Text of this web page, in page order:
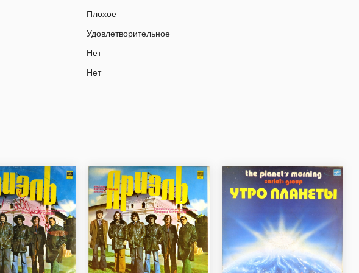
Плохое
Удовлетворительное
Нет
Нет